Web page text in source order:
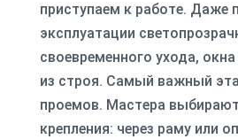
приступаем к работе. Даже
эксплуатации
своевременного ухода,
из строя. Самый важный
проемов. Мастера
крепления: через раму или